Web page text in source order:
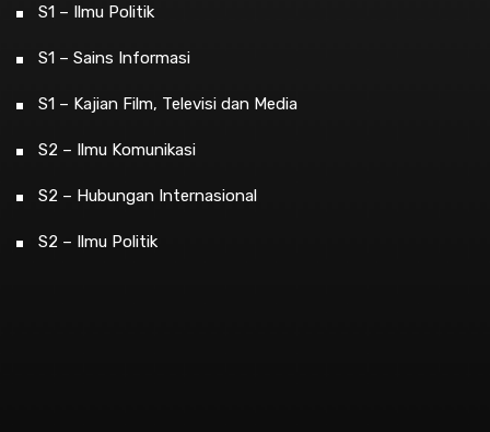
S1 – Ilmu Politik
S1 – Sains Informasi
S1 – Kajian Film, Televisi dan Media
S2 – Ilmu Komunikasi
S2 – Hubungan Internasional
S2 – Ilmu Politik